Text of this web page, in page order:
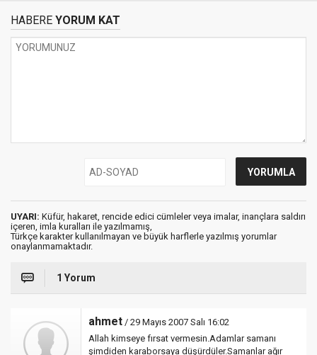
HABERE YORUM KAT
UYARI: Küfür, hakaret, rencide edici cümleler veya imalar, inançlara saldırı
içeren, imla kuralları ile yazılmamış,
Türkçe karakter kullanılmayan ve büyük harflerle yazılmış yorumlar
onaylanmamaktadır.
1 Yorum
ahmet / 29 Mayıs 2007 Salı 16:02
Allah kimseye fırsat vermesin.Adamlar samanı
şimdiden karaborsaya düşürdüler.Samanlar ağır